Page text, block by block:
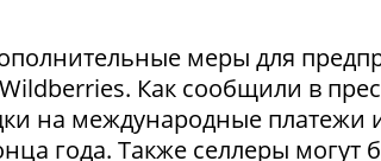
меры для
Как сообщили в
на международные платежи
года. Также селлеры могут